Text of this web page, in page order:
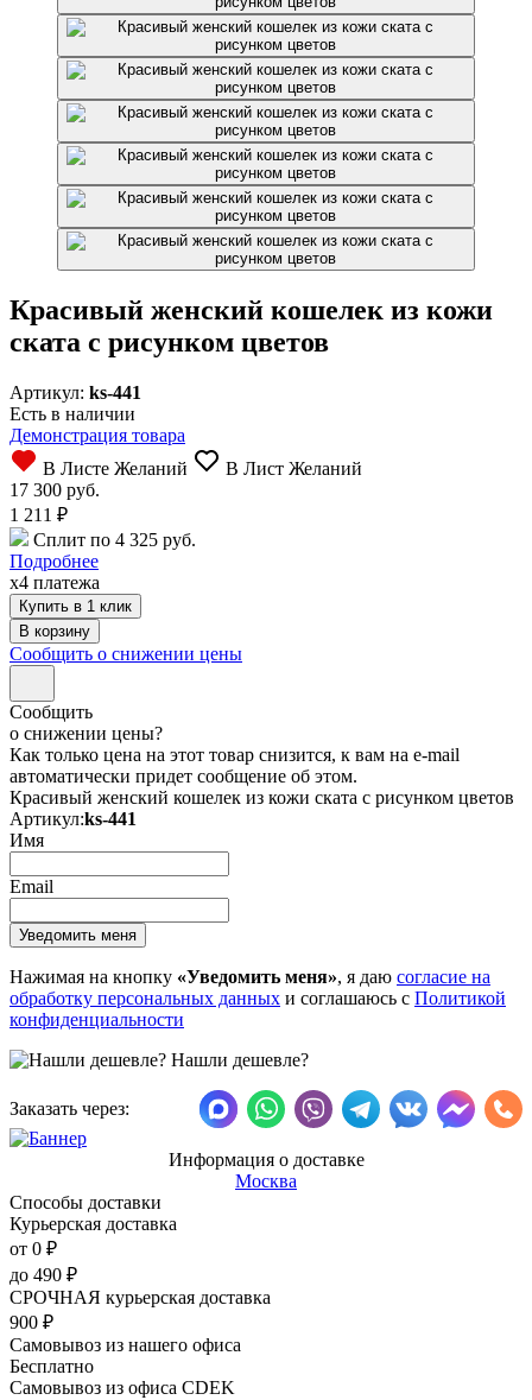
Красивый женский кошелек из кожи
ската с рисунком цветов
Артикул: ks-441
Есть в наличии
Демонстрация товара
В Листе Желаний
В Лист Желаний
17 300 руб.
1 211 ₽
Сплит по 4 325 руб.
Подробнее
x4 платежа
Купить в 1 клик
Сообщить о снижении цены
Сообщить
о снижении цены?
Как только цена на этот товар снизится, к вам на e-mail
автоматически придет сообщение об этом.
Красивый женский кошелек из кожи ската с рисунком цветов
Артикул:ks-441
Имя
Email
Нажимая на кнопку «Уведомить меня», я даю согласие на
обработку персональных данных и соглашаюсь с Политикой
конфиденциальности
Нашли дешевле?
Заказать через:
Информация о доставке
Москва
Способы доставки
Курьерская доставка
от 0 ₽
до 490 ₽
СРОЧНАЯ курьерская доставка
900 ₽
Самовывоз из нашего офиса
Бесплатно
Самовывоз из офиса CDEK